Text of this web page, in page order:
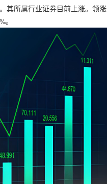
其所属行业证券目前上涨。领涨